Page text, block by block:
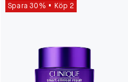
Spara 30% Köp 2